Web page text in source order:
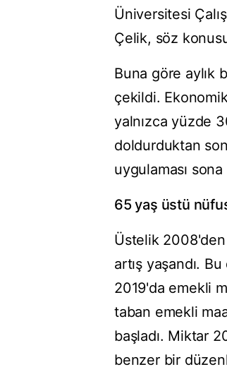
Üniversitesi
Çelik, söz
Buna göre aylık
çekildi. Ekonomik
yalnızca yüzde
doldurduktan
uygulaması
65 yaş üstü
Üstelik
artış yaşandı.
2019'da emekli
taban emekli
başladı. Miktar
benzer bir